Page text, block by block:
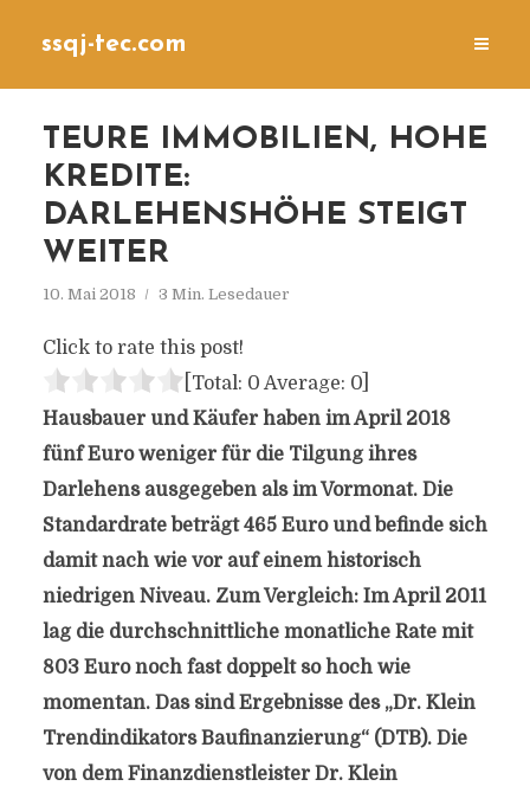
ssqj-tec.com
TEURE IMMOBILIEN, HOHE
KREDITE:
DARLEHENSHÖHE STEIGT
WEITER
10. Mai 2018 3 Min. Lesedauer
Click to rate this post!
[Total: 0 Average: 0]
Hausbauer und Käufer haben im April 2018
fünf Euro weniger für die Tilgung ihres
Darlehens ausgegeben als im Vormonat. Die
Standardrate beträgt 465 Euro und befinde sich
damit nach wie vor auf einem historisch
niedrigen Niveau. Zum Vergleich: Im April 2011
lag die durchschnittliche monatliche Rate mit
803 Euro noch fast doppelt so hoch wie
momentan. Das sind Ergebnisse des „Dr. Klein
Trendindikators Baufinanzierung“ (DTB). Die
von dem Finanzdienstleister Dr. Klein